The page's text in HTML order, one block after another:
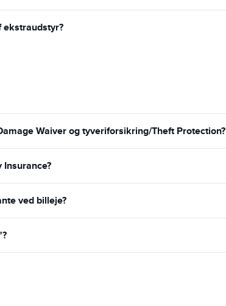
Waiver og tyveriforsikring/Theft Protection?
ved billeje?